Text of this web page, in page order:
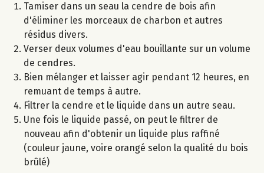
Tamiser dans un seau la cendre de bois afin
d'éliminer les morceaux de charbon et autres
résidus divers.
Verser deux volumes d'eau bouillante sur un volume
de cendres.
Bien mélanger et laisser agir pendant 12 heures, en
remuant de temps à autre.
Filtrer la cendre et le liquide dans un autre seau.
Une fois le liquide passé, on peut le filtrer de
nouveau afin d'obtenir un liquide plus raffiné
(couleur jaune, voire orangé selon la qualité du bois
brûlé)